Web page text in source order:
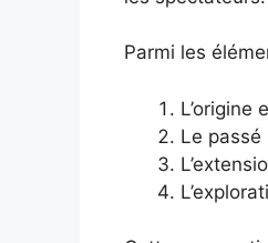
Parmi les
L’origine
Le